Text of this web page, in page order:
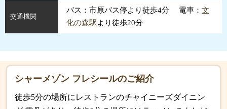
交通機関
バス：市原バス停より徒歩4分 電車： 文
化の森駅より徒歩20分
シャーメゾン フレシールのご紹介
徒歩5分の場所にレストランのチャイニーズダイニン